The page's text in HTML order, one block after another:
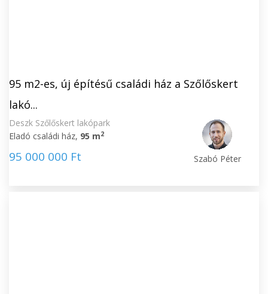
95 m2-es, új építésű családi ház a Szőlőskert
lakó...
Deszk Szőlőskert lakópark
Eladó családi ház, 95 m2
95 000 000 Ft Szabó Péter